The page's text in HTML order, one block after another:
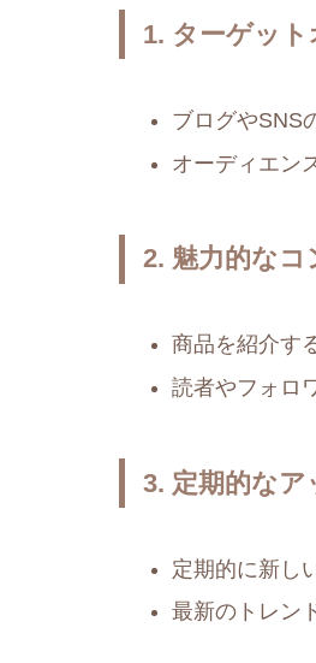
1. ターゲッ
ブログやSNS
オーディエン
2. 魅力的な
商品を紹介す
読者やフォロ
3. 定期的なア
定期的に新し
最新のトレン